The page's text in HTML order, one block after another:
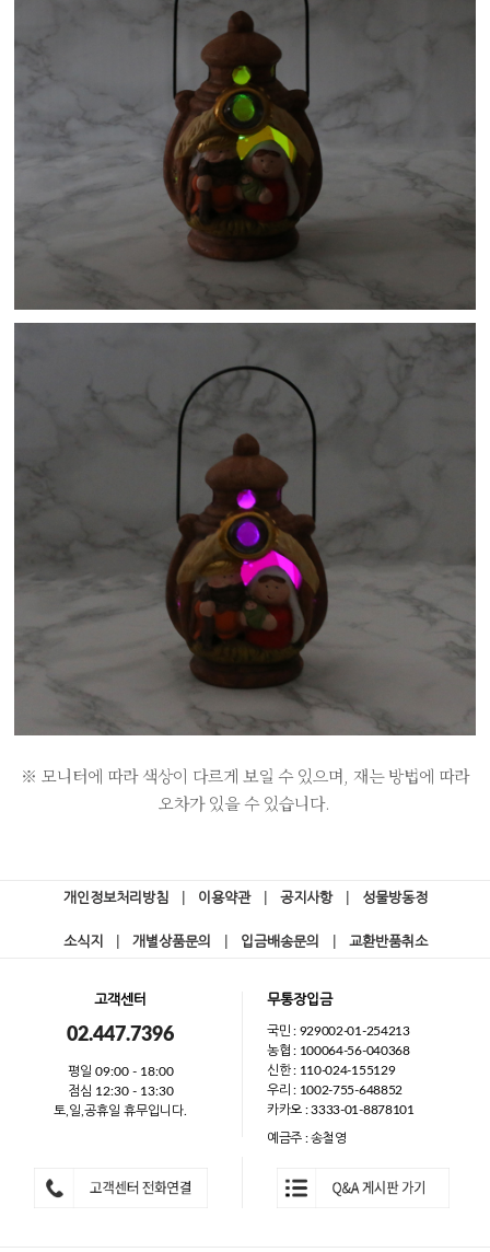
※ 모니터에 따라 색상이 다르게 보일 수 있으며, 재는 방법에 따라
오차가 있을 수 있습니다.
개인정보처리방침 이용약관 공지사항 성물방동정
소식지 개별상품문의 입금배송문의 교환반품취소
고객센터
02.447.7396
평일 09:00 - 18:00
점심 12:30 - 13:30
토,일,공휴일 휴무입니다.
무통장입금
국민 : 929002-01-254213
농협 : 100064-56-040368
신한 : 110-024-155129
우리 : 1002-755-648852
카카오 : 3333-01-8878101
예금주 : 송철영